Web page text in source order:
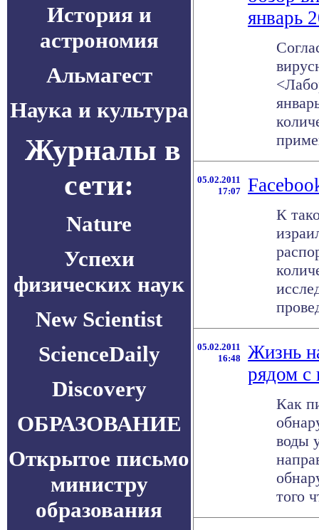
История и
астрономия
Альмагест
Наука и культура
Журналы в
сети:
Nature
Успехи
физических наук
New Scientist
ScienceDaily
Discovery
ОБРАЗОВАНИЕ
Открытое письмо
министру
образования
январь
05.02.2011
17:07
К
05.02.2011
16:48
Жизнь
рядом с
Как
воды
того